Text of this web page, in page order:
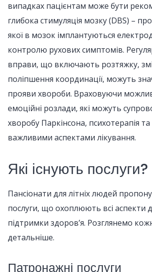
випадках пацієнтам може бути
глибока стимуляція мозку (DBS) –
якої в мозок імплантуються
контролю рухових симптомів.
вправи, що включають розтяжку,
поліпшення координації, можуть
прояви хвороби. Враховуючи
емоційні розлади, які можуть
хворобу Паркінсона, психотерапія
важливими аспектами лікування.
Які існують послуги?
Пансіонати для літніх людей
послуги, що охоплюють всі аспекти
підтримки здоров’я. Розглянемо
детальніше.
Патронажні послуги